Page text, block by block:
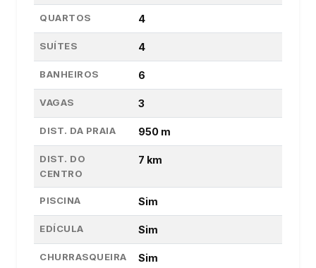
QUARTOS 4
SUÍTES 4
BANHEIROS 6
VAGAS 3
DIST. DA PRAIA 950 m
DIST. DO
CENTRO
7 km
PISCINA Sim
EDÍCULA Sim
CHURRASQUEIRA Sim